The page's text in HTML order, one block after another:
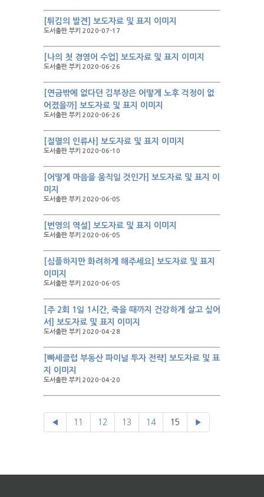
[튀김의 발견] 보도자료 및 표지 이미지
도서출판 부키 2020-07-17
[나의 첫 경영어 수업] 보도자료 및 표지 이미지
도서출판 부키 2020-06-26
[연금밖에 없다던 김부장은 어떻게 노후 걱정이 없
어졌을까] 보도자료 및 표지 이미지
도서출판 부키 2020-06-26
[절멸의 인류사] 보도자료 및 표지 이미지
도서출판 부키 2020-06-10
[어떻게 마음을 움직일 것인가] 보도자료 및 표지 이
미지
도서출판 부키 2020-06-05
[번영의 역설] 보도자료 및 표지 이미지
도서출판 부키 2020-06-05
[심플하지만 화려하게 해주세요] 보도자료 및 표지
이미지
도서출판 부키 2020-06-05
[주 2회 1일 1시간, 죽을 때까지 건강하게 살고 싶어
서] 보도자료 및 표지 이미지
도서출판 부키 2020-04-28
[빠세클럽 부동산 파이널 투자 전략] 보도자료 및 표
지 이미지
도서출판 부키 2020-04-20
◀ 11 12 13 14 15 ▶